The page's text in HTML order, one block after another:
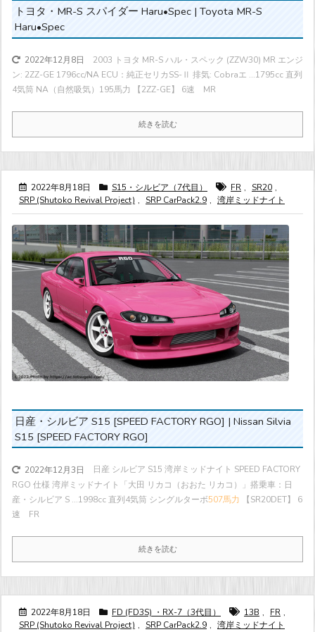
トヨタ・MR-S スパイダー Haru•Spec | Toyota MR-S
Haru•Spec
2022年12月8日
2003 トヨタ MR-S ハル・スペック (ZZW30) MR エンジ
ン: 2ZZ-GE 1796cc/NA ECU：純正セリカSS-Ⅱ 排気: Cobraエ ...1795cc 直列
4気筒 NA（自然吸気） 195馬力 【2ZZ-GE】 6速 MR
続きを読む
2022年8月18日 S15・シルビア（7代目） FR , SR20 ,
SRP (Shutoko Revival Project) , SRP CarPack2.9 , 湾岸ミッドナイト
日産・シルビア S15 [SPEED FACTORY RGO] | Nissan Silvia
S15 [SPEED FACTORY RGO]
2022年12月3日
日産 シルビア S15 湾岸ミッドナイト SPEED FACTORY
RGO 仕様 湾岸ミッドナイト「大田 リカコ（おおた リカコ）」搭乗車：日
産・シルビア S ...1998cc 直列4気筒 シングルターボ507馬力 【SR20DET】 6
速 FR
続きを読む
2022年8月18日 FD (FD3S) ・RX-7（3代目） 13B , FR ,
SRP (Shutoko Revival Project) , SRP CarPack2.9 , 湾岸ミッドナイト